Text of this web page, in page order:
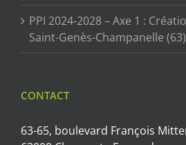
PPI 2024-2028 – Axe 1 :
Saint-Genès-Champanelle (63)
CONTACT
63-65, boulevard François